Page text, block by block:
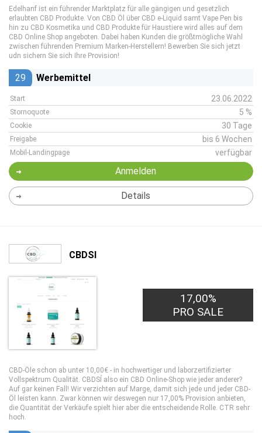
Edelhanf ist ein führender Marktplatz für alle gängigen und gesetzlich
erlaubten CBD Produkte. Von CBD Öl über CBD e-Liquid samt Vape Pen bis
hin zu CBD Kosmetika und CBD Produkte für Haustiere wird alles auf dem
CBD Online Shop angeboten. Dabei haben Kunden die größtmögliche Wahl
zwischen führenden Premium Marken-Herstellern! Bewerben Sie sich jetzt
udn sichern Sie sich Ihre Provision!
29 Werbemittel
Start 23.06.2022
Stornoquote 5 %
Cookie 30 Tage
Freigabe bis 6 Wochen
Mobil-Landingpage verfügbar
Anmelden
Details
CBDSI
17,00%
PRO SALE
CBD-Öle schon ab unter 10,00€ - in hochwertiger und laborzertifizierter
Vollspektrum Qualität. CBDSÍ also ein CBD Online-Shop wie jeder anderer?
Auf gar keinen Fall! Wir verzichten auf Marge, damit sich jede und jeder CBD-
Öl leisten kann. Zwar können wir deswegen nur 17,00% Provision anbieten,
die Quantität der Verkäufe spielt hier aber die entscheidende Rolle. CTR sehr
hoch.